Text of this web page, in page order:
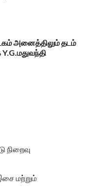
அனைத்திலும் தடம்
Y.G.மதுவந்தி
நிறைவு
மற்றும்